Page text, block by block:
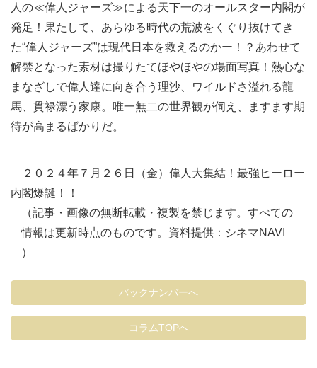
人の≪偉人ジャーズ≫による天下一のオールスター内閣が
発足！果たして、あらゆる時代の荒波をくぐり抜けてき
た“偉人ジャーズ”は現代日本を救えるのかー！？あわせて
解禁となった素材は撮りたてほやほやの場面写真！熱心な
まなざしで偉人達に向き合う理沙、ワイルドさ溢れる龍
馬、貫禄漂う家康。唯一無二の世界観が伺え、ますます期
待が高まるばかりだ。
２０２４年７月２６日（金）偉人大集結！最強ヒーロー
内閣爆誕！！
（記事・画像の無断転載・複製を禁じます。すべての
情報は更新時点のものです。資料提供：シネマNAVI
）
バックナンバーへ
コラムTOPへ